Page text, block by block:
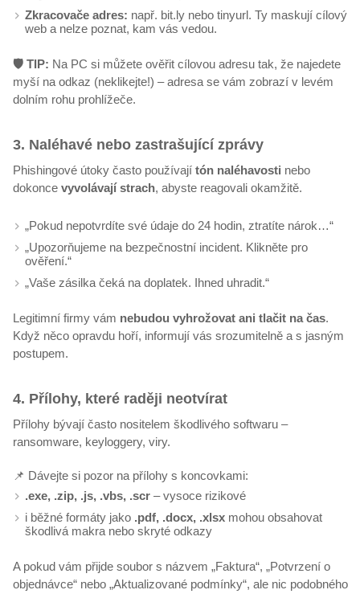
Zkracovače adres: např. bit.ly nebo tinyurl. Ty maskují cílový
web a nelze poznat, kam vás vedou.
🛡️ TIP: Na PC si můžete ověřit cílovou adresu tak, že najedete
myší na odkaz (neklikejte!) – adresa se vám zobrazí v levém
dolním rohu prohlížeče.
3. Naléhavé nebo zastrašující zprávy
Phishingové útoky často používajítón naléhavosti nebo
dokoncevyvolávají strach, abyste reagovali okamžitě.
„Pokud nepotvrdíte své údaje do 24 hodin, ztratíte nárok…“
„Upozorňujeme na bezpečnostní incident. Klikněte pro
ověření.“
„Vaše zásilka čeká na doplatek. Ihned uhradit.“
Legitimní firmy vám nebudou vyhrožovat ani tlačit na čas.
Když něco opravdu hoří, informují vás srozumitelně a s jasným
postupem.
4. Přílohy, které raději neotvírat
Přílohy bývají často nositelem škodlivého softwaru –
ransomware, keyloggery, viry.
📌 Dávejte si pozor na přílohy s koncovkami:
.exe, .zip, .js, .vbs, .scr – vysoce rizikové
i běžné formáty jako .pdf, .docx, .xlsx mohou obsahovat
škodlivá makra nebo skryté odkazy
A pokud vám přijde soubor s názvem „Faktura“, „Potvrzení o
objednávce“ nebo „Aktualizované podmínky“, ale nic podobného